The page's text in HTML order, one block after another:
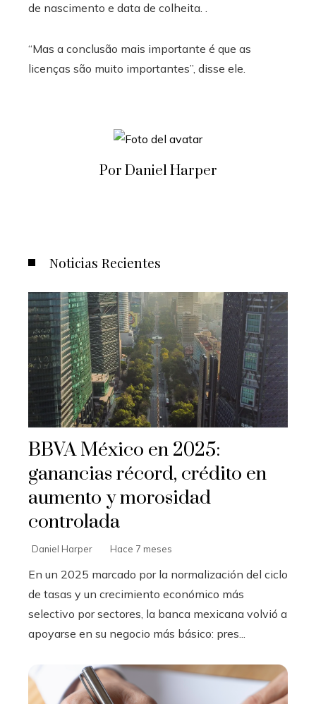
de nascimento e data de colheita. .
“Mas a conclusão mais importante é que as
licenças são muito importantes”, disse ele.
Por Daniel Harper
Noticias Recientes
BBVA México en 2025:
ganancias récord, crédito en
aumento y morosidad
controlada
Daniel Harper Hace 7 meses
En un 2025 marcado por la normalización del ciclo
de tasas y un crecimiento económico más
selectivo por sectores, la banca mexicana volvió a
apoyarse en su negocio más básico: pres...